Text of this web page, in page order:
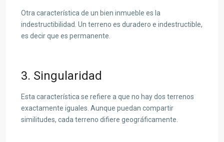
Otra característica de un bien inmueble es la
indestructibilidad. Un terreno es duradero e indestructible,
es decir que es permanente.
3. Singularidad
Esta característica se refiere a que no hay dos terrenos
exactamente iguales. Aunque puedan compartir
similitudes, cada terreno difiere geográficamente.